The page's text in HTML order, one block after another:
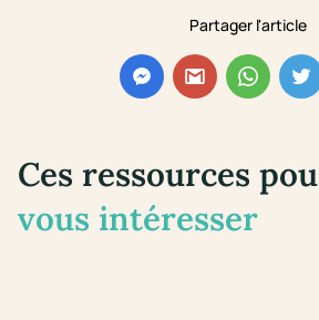
Partager l'article
Ces ressources
vous intéresser